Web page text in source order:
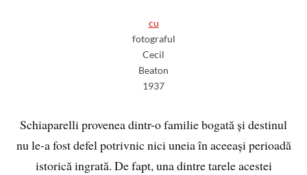
cu
fotograful
Cecil
Beaton
1937
Schiaparelli provenea dintr-o familie bogată și destinul
nu le-a fost defel potrivnic nici uneia în aceeași perioadă
istorică ingrată. De fapt, una dintre tarele acestei